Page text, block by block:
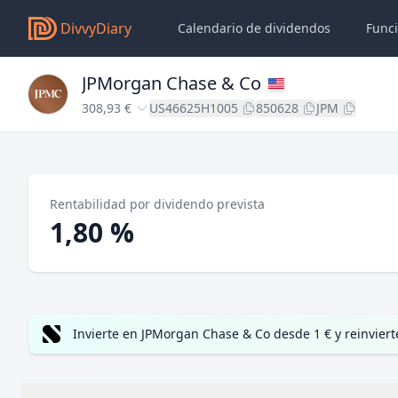
DivvyDiary Calendario de dividendos
JPMorgan Chase & Co
308,93 € US46625H1005 850628 JPM
Rentabilidad por dividendo prevista
1,80 %
Invierte en JPMorgan Chase & Co desde 1 € y